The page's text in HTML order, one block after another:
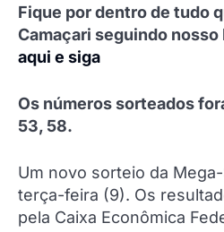
Fique por dentro de tudo
Camaçari seguindo nosso
aqui e siga
Os números sorteados
53, 58.
Um novo sorteio da
terça-feira (9). Os
pela Caixa Econômica